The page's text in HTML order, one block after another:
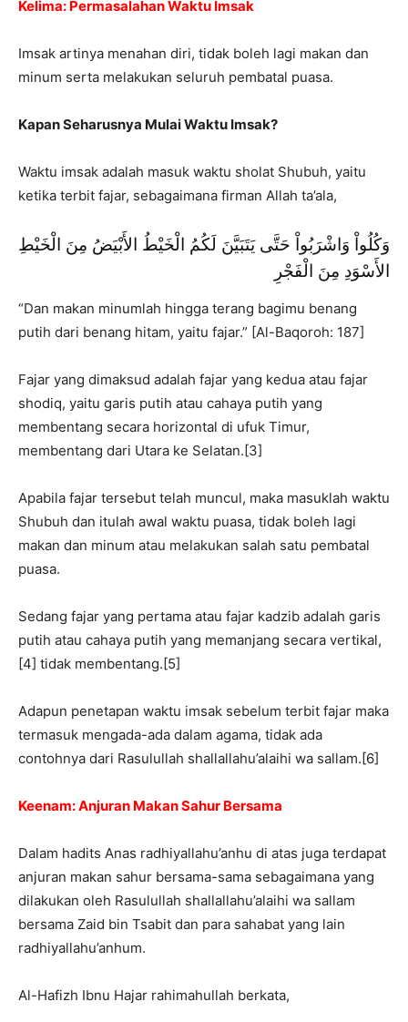
Kelima: Permasalahan Waktu Imsak
Imsak artinya menahan diri, tidak boleh lagi makan dan
minum serta melakukan seluruh pembatal puasa.
Kapan Seharusnya Mulai Waktu Imsak?
Waktu imsak adalah masuk waktu sholat Shubuh, yaitu
ketika terbit fajar, sebagaimana firman Allah ta’ala,
وَكُلُواْ وَاشْرَبُواْ حَتَّى يَتَبَيَّنَ لَكُمُ الْخَيْطُ الأَبْيَضُ مِنَ الْخَيْطِ
الأَسْوَدِ مِنَ الْفَجْرِ
“Dan makan minumlah hingga terang bagimu benang
putih dari benang hitam, yaitu fajar.” [Al-Baqoroh: 187]
Fajar yang dimaksud adalah fajar yang kedua atau fajar
shodiq, yaitu garis putih atau cahaya putih yang
membentang secara horizontal di ufuk Timur,
membentang dari Utara ke Selatan.[3]
Apabila fajar tersebut telah muncul, maka masuklah waktu
Shubuh dan itulah awal waktu puasa, tidak boleh lagi
makan dan minum atau melakukan salah satu pembatal
puasa.
Sedang fajar yang pertama atau fajar kadzib adalah garis
putih atau cahaya putih yang memanjang secara vertikal,
[4] tidak membentang.[5]
Adapun penetapan waktu imsak sebelum terbit fajar maka
termasuk mengada-ada dalam agama, tidak ada
contohnya dari Rasulullah shallallahu’alaihi wa sallam.[6]
Keenam: Anjuran Makan Sahur Bersama
Dalam hadits Anas radhiyallahu’anhu di atas juga terdapat
anjuran makan sahur bersama-sama sebagaimana yang
dilakukan oleh Rasulullah shallallahu’alaihi wa sallam
bersama Zaid bin Tsabit dan para sahabat yang lain
radhiyallahu’anhum.
Al-Hafizh Ibnu Hajar rahimahullah berkata,